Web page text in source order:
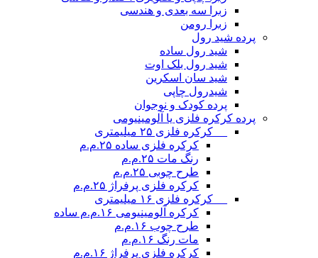
زبرا سه بعدی و هندسی
زبرا رومن
پرده شید رول
شید رول ساده
شید رول بلک اوت
شید سان اسکرین
شیدرول چاپی
پرده کودک و نوجوان
پرده کرکره فلزی یا آلومینیومی
__ کرکره فلزی ۲۵ میلیمتری
کرکره فلزی ساده ۲۵.م.م
رنگ مات ۲۵.م.م
طرح چوبی ۲۵.م.م
کرکره فلزی پرفراژ ۲۵.م.م
__ کرکره فلزی ۱۶ میلیمتری
کرکره آلومینیومی ۱۶.م.م ساده
طرح چوب ۱۶.م.م
مات رنگ ۱۶.م.م
کرکره فلزی پرفراژ ۱۶.م.م